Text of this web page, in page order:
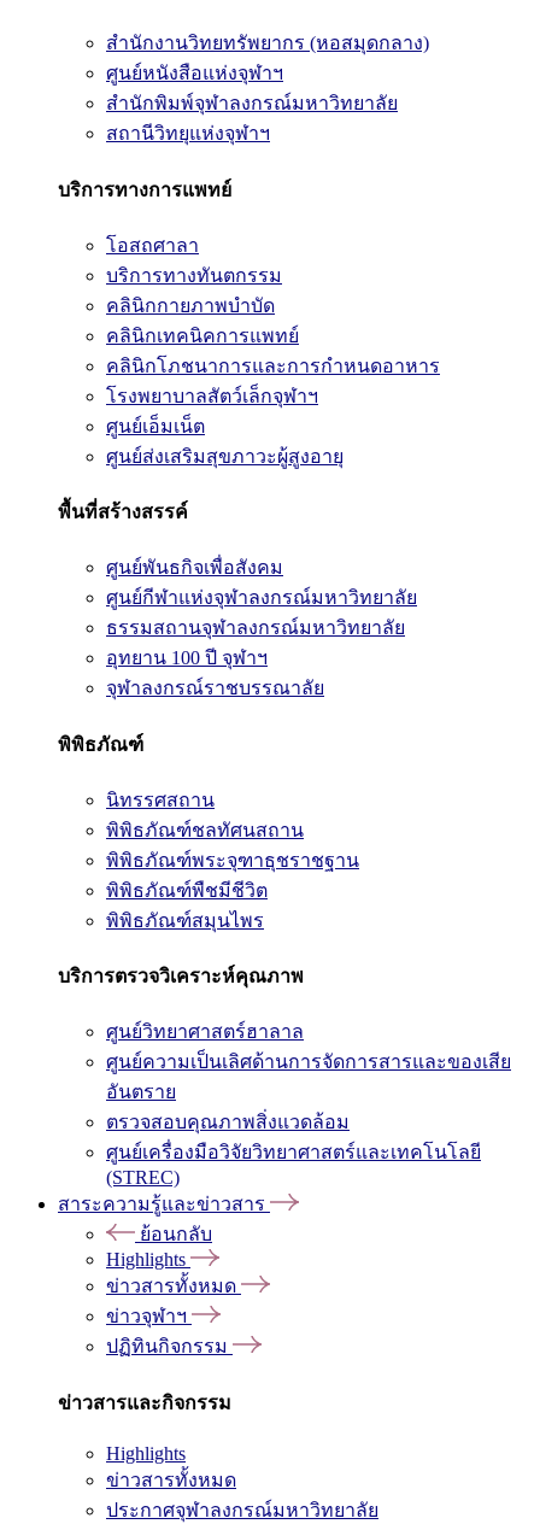
สำนักงานวิทยทรัพยากร (หอสมุดกลาง)
ศูนย์หนังสือแห่งจุฬาฯ
สำนักพิมพ์จุฬาลงกรณ์มหาวิทยาลัย
สถานีวิทยุแห่งจุฬาฯ
บริการทางการแพทย์
โอสถศาลา
บริการทางทันตกรรม
คลินิกกายภาพบำบัด
คลินิกเทคนิคการแพทย์
คลินิกโภชนาการและการกำหนดอาหาร
โรงพยาบาลสัตว์เล็กจุฬาฯ
ศูนย์เอ็มเน็ต
ศูนย์ส่งเสริมสุขภาวะผู้สูงอายุ
พื้นที่สร้างสรรค์
ศูนย์พันธกิจเพื่อสังคม
ศูนย์กีฬาแห่งจุฬาลงกรณ์มหาวิทยาลัย
ธรรมสถานจุฬาลงกรณ์มหาวิทยาลัย
อุทยาน 100 ปี จุฬาฯ
จุฬาลงกรณ์ราชบรรณาลัย
พิพิธภัณฑ์
นิทรรศสถาน
พิพิธภัณฑ์ชลทัศนสถาน
พิพิธภัณฑ์พระจุฑาธุชราชฐาน
พิพิธภัณฑ์พืชมีชีวิต
พิพิธภัณฑ์สมุนไพร
บริการตรวจวิเคราะห์คุณภาพ
ศูนย์วิทยาศาสตร์ฮาลาล
ศูนย์ความเป็นเลิศด้านการจัดการสารและของเสีย
อันตราย
ตรวจสอบคุณภาพสิ่งแวดล้อม
ศูนย์เครื่องมือวิจัยวิทยาศาสตร์และเทคโนโลยี
(STREC)
สาระความรู้และข่าวสาร
ย้อนกลับ
Highlights
ข่าวสารทั้งหมด
ข่าวจุฬาฯ
ปฏิทินกิจกรรม
ข่าวสารและกิจกรรม
Highlights
ข่าวสารทั้งหมด
ประกาศจุฬาลงกรณ์มหาวิทยาลัย